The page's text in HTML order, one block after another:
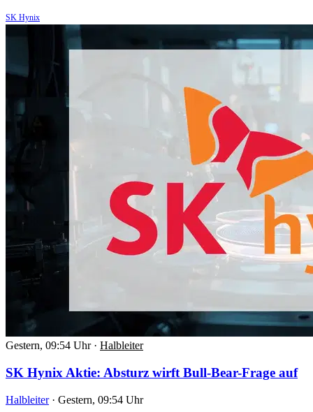
SK Hynix
Gestern, 09:54 Uhr · Halbleiter
SK Hynix Aktie: Absturz wirft Bull-Bear-Frage auf
Halbleiter · Gestern, 09:54 Uhr